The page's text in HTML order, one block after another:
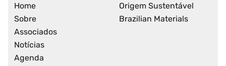
Home
Sobre
Associados
Notícias
Agenda
Origem Sustentável
Brazilian Materials